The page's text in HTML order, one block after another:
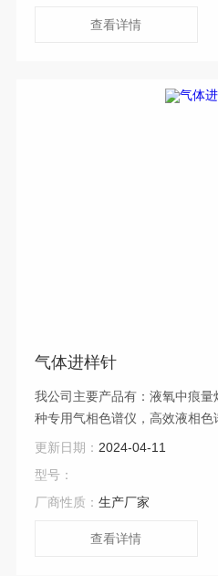
查看详情
气体进样针
我公司主要产品有：液氧中痕
种专用气相色谱仪，高效液相色
等气源设备，气、液相色谱柱及
品及大专院校等领域。
更新日期： 2024-04-11
型号：
厂商性质： 生产厂家
查看详情